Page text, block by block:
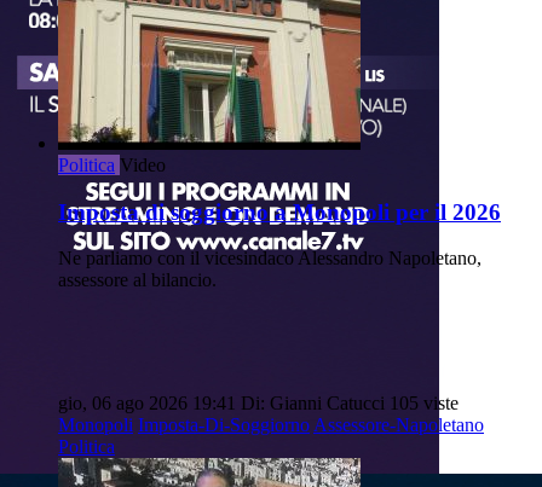
Politica Video
Imposta di soggiorno a Monopoli per il 2026
Ne parliamo con il vicesindaco Alessandro Napoletano,
assessore al bilancio.
gio, 06 ago 2026 19:41 Di: Gianni Catucci 105 viste
Monopoli Imposta-Di-SoggiornoAssessore-Napoletano
Politica